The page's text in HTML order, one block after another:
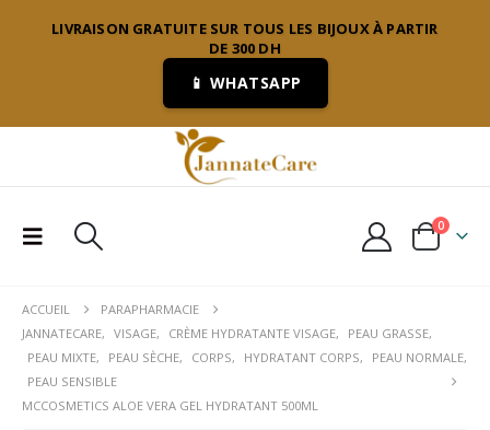
LIVRAISON GRATUITE SUR TOUS LES BIJOUX À PARTIR
DE 300 DH
📱 WHATSAPP
0
ACCUEIL
PARAPHARMACIE
JANNATECARE, VISAGE, CRÈME HYDRATANTE VISAGE, PEAU GRASSE,
PEAU MIXTE, PEAU SÈCHE, CORPS, HYDRATANT CORPS, PEAU NORMALE,
PEAU SENSIBLE
MCCOSMETICS ALOE VERA GEL HYDRATANT 500ML